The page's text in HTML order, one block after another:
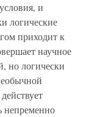
и
логические
приходит к
научное
но логически
непременно